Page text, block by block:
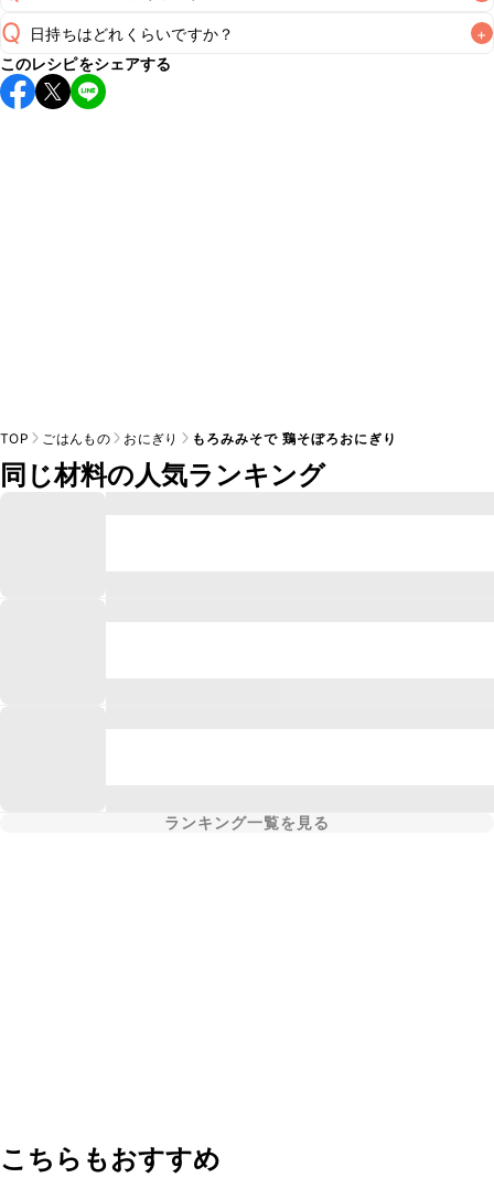
A
Q 日持ちはどれくらいですか？ +
保存期間は冷蔵で当日中が目安です。なるべくお早めにお召
し上がりください。
このレシピをシェアする
TOP ごはんもの おにぎり もろみみそで 鶏そぼろおにぎり
同じ材料の人気ランキング
ランキング一覧を見る
こちらもおすすめ